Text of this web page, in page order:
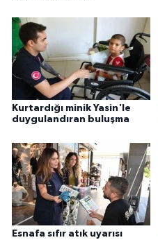
Kurtardığı minik Yasin'le
duygulandıran buluşma
Esnafa sıfır atık uyarısı